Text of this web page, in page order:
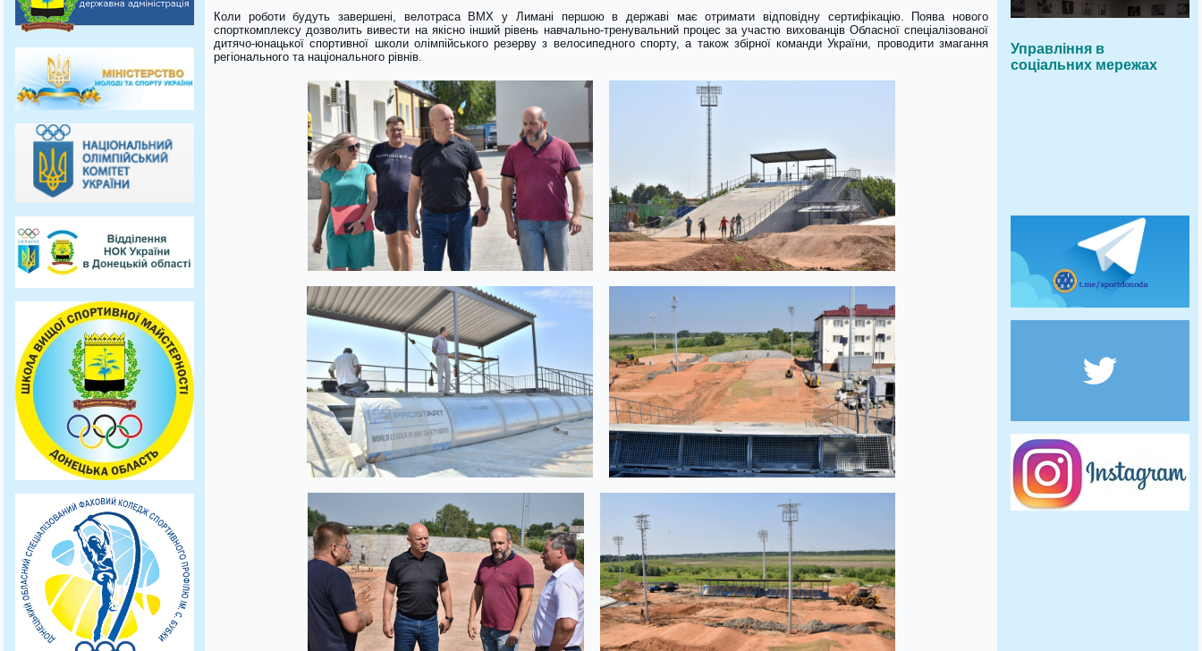
Коли роботи будуть завершені, велотраса BMX у Лимані першою в державі має отримати відповідну сертифікацію. Поява нового
спорткомплексу дозволить вивести на якісно інший рівень навчально-тренувальний процес за участю вихованців Обласної спеціалізованої
дитячо-юнацької спортивної школи олімпійського резерву з велосипедного спорту, а також збірної команди України, проводити змагання
регіонального та національного рівнів.
Управління в
соціальних мережах